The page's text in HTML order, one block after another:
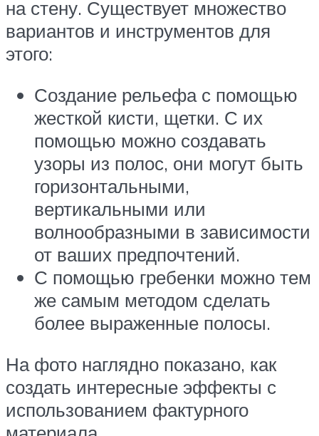
на стену. Существует множество
вариантов и инструментов для
этого:
Создание рельефа с помощью
жесткой кисти, щетки. С их
помощью можно создавать
узоры из полос, они могут быть
горизонтальными,
вертикальными или
волнообразными в зависимости
от ваших предпочтений.
С помощью гребенки можно тем
же самым методом сделать
более выраженные полосы.
На фото наглядно показано, как
создать интересные эффекты с
использованием фактурного